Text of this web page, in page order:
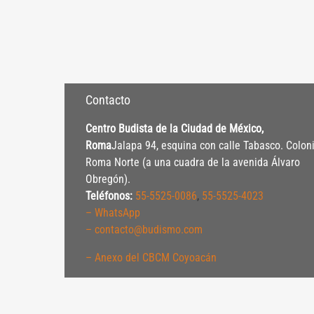
Contacto
Centro Budista de la Ciudad de México,
RomaJalapa 94, esquina con calle Tabasco.
Roma Norte (a una cuadra de la avenida Álvaro
Obregón).
Teléfonos: 55-5525-0086, 55-5525-4023
– WhatsApp
– contacto@budismo.com
– Anexo del CBCM Coyoacán